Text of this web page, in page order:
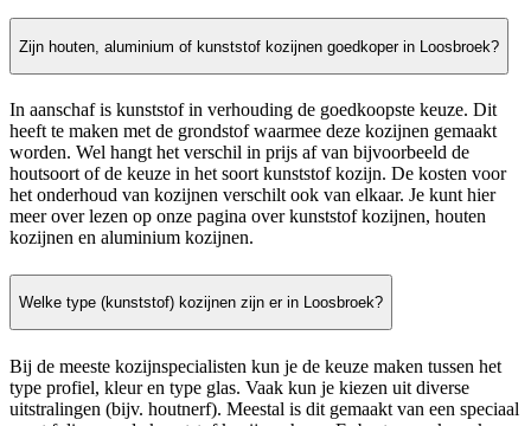
Zijn houten, aluminium of kunststof kozijnen goedkoper in Loosbroek?
In aanschaf is kunststof in verhouding de goedkoopste keuze. Dit
heeft te maken met de grondstof waarmee deze kozijnen gemaakt
worden. Wel hangt het verschil in prijs af van bijvoorbeeld de
houtsoort of de keuze in het soort kunststof kozijn. De kosten voor
het onderhoud van kozijnen verschilt ook van elkaar. Je kunt hier
meer over lezen op onze pagina over kunststof kozijnen, houten
kozijnen en aluminium kozijnen.
Welke type (kunststof) kozijnen zijn er in Loosbroek?
Bij de meeste kozijnspecialisten kun je de keuze maken tussen het
type profiel, kleur en type glas. Vaak kun je kiezen uit diverse
uitstralingen (bijv. houtnerf). Meestal is dit gemaakt van een speciaal